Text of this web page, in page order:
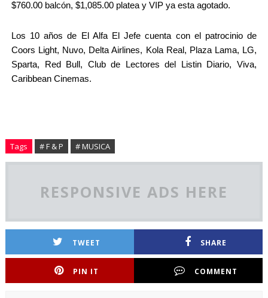
$760.00 balcón, $1,085.00 platea y VIP ya esta agotado.
Los 10 años de El Alfa El Jefe cuenta con el patrocinio de
Coors Light, Nuvo, Delta Airlines, Kola Real, Plaza Lama, LG,
Sparta, Red Bull, Club de Lectores del Listin Diario, Viva,
Caribbean Cinemas.
Tags # F & P # MUSICA
RESPONSIVE ADS HERE
TWEET SHARE
PIN IT COMMENT